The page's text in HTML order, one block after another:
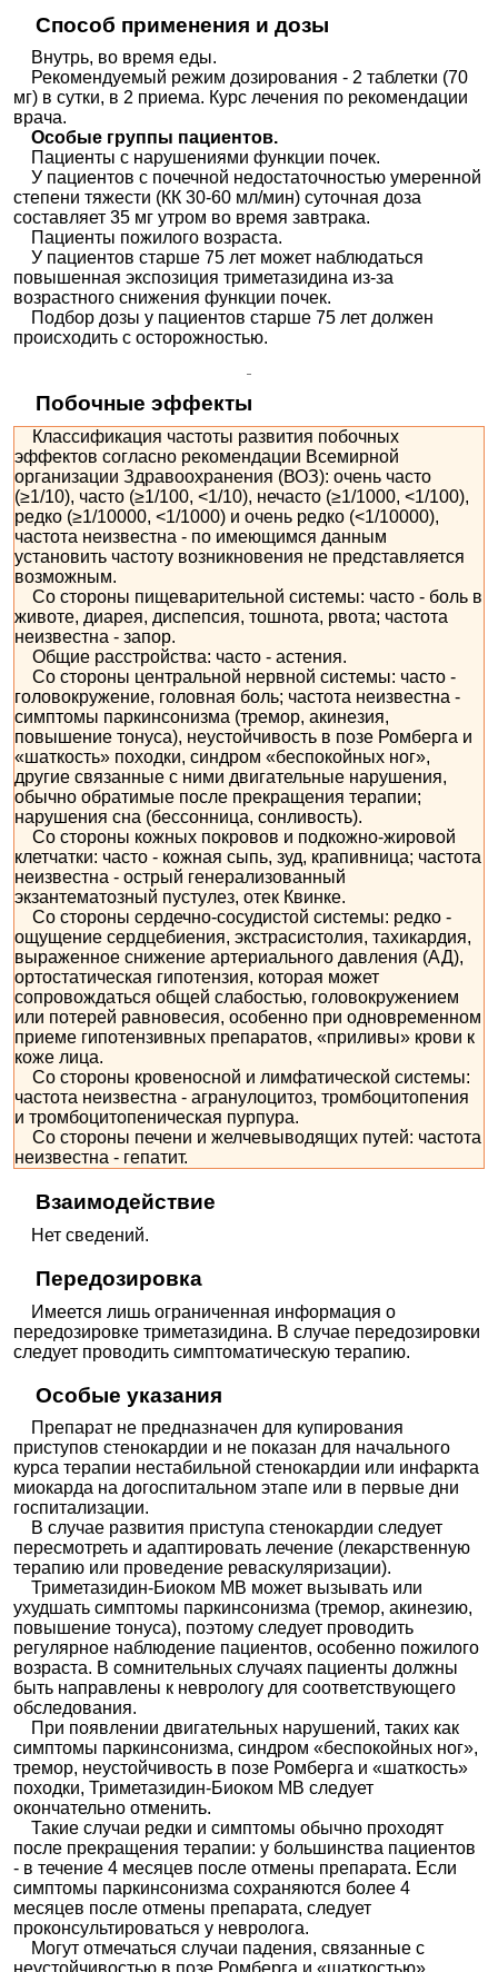
Способ применения и дозы
Внутрь, во время еды.
Рекомендуемый режим дозирования - 2 таблетки (70
мг) в сутки, в 2 приема. Курс лечения по рекомендации
врача.
Особые группы пациентов.
Пациенты с нарушениями функции почек.
У пациентов с почечной недостаточностью умеренной
степени тяжести (КК 30-60 мл/мин) суточная доза
составляет 35 мг утром во время завтрака.
Пациенты пожилого возраста.
У пациентов старше 75 лет может наблюдаться
повышенная экспозиция триметазидина из-за
возрастного снижения функции почек.
Подбор дозы у пациентов старше 75 лет должен
происходить с осторожностью.
Побочные эффекты
Классификация частоты развития побочных
эффектов согласно рекомендации Всемирной
организации Здравоохранения (ВОЗ): очень часто
(≥1/10), часто (≥1/100, <1/10), нечасто (≥1/1000, <1/100),
редко (≥1/10000, <1/1000) и очень редко (<1/10000),
частота неизвестна - по имеющимся данным
установить частоту возникновения не представляется
возможным.
Со стороны пищеварительной системы: часто - боль в
животе, диарея, диспепсия, тошнота, рвота; частота
неизвестна - запор.
Общие расстройства: часто - астения.
Со стороны центральной нервной системы: часто -
головокружение, головная боль; частота неизвестна -
симптомы паркинсонизма (тремор, акинезия,
повышение тонуса), неустойчивость в позе Ромберга и
«шаткость» походки, синдром «беспокойных ног»,
другие связанные с ними двигательные нарушения,
обычно обратимые после прекращения терапии;
нарушения сна (бессонница, сонливость).
Со стороны кожных покровов и подкожно-жировой
клетчатки: часто - кожная сыпь, зуд, крапивница; частота
неизвестна - острый генерализованный
экзантематозный пустулез, отек Квинке.
Со стороны сердечно-сосудистой системы: редко -
ощущение сердцебиения, экстрасистолия, тахикардия,
выраженное снижение артериального давления (АД),
ортостатическая гипотензия, которая может
сопровождаться общей слабостью, головокружением
или потерей равновесия, особенно при одновременном
приеме гипотензивных препаратов, «приливы» крови к
коже лица.
Со стороны кровеносной и лимфатической системы:
частота неизвестна - агранулоцитоз, тромбоцитопения
и тромбоцитопеническая пурпура.
Со стороны печени и желчевыводящих путей: частота
неизвестна - гепатит.
Взаимодействие
Нет сведений.
Передозировка
Имеется лишь ограниченная информация о
передозировке триметазидина. В случае передозировки
следует проводить симптоматическую терапию.
Особые указания
Препарат не предназначен для купирования
приступов стенокардии и не показан для начального
курса терапии нестабильной стенокардии или инфаркта
миокарда на догоспитальном этапе или в первые дни
госпитализации.
В случае развития приступа стенокардии следует
пересмотреть и адаптировать лечение (лекарственную
терапию или проведение реваскуляризации).
Триметазидин-Биоком MB может вызывать или
ухудшать симптомы паркинсонизма (тремор, акинезию,
повышение тонуса), поэтому следует проводить
регулярное наблюдение пациентов, особенно пожилого
возраста. В сомнительных случаях пациенты должны
быть направлены к неврологу для соответствующего
обследования.
При появлении двигательных нарушений, таких как
симптомы паркинсонизма, синдром «беспокойных ног»,
тремор, неустойчивость в позе Ромберга и «шаткость»
походки, Триметазидин-Биоком MB следует
окончательно отменить.
Такие случаи редки и симптомы обычно проходят
после прекращения терапии: у большинства пациентов
- в течение 4 месяцев после отмены препарата. Если
симптомы паркинсонизма сохраняются более 4
месяцев после отмены препарата, следует
проконсультироваться у невролога.
Могут отмечаться случаи падения, связанные с